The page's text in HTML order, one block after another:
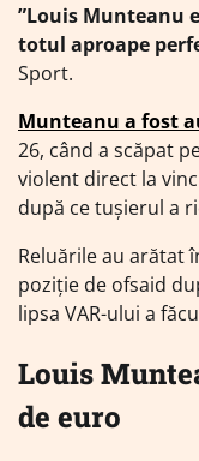
”Louis Munteanu
totul aproape
Sport.
Munteanu a fost
26, când a scăpat
violent direct la
după ce tușierul a
Reluările au arătat
poziție de ofsaid
lipsa VAR-ului a
Louis
de euro